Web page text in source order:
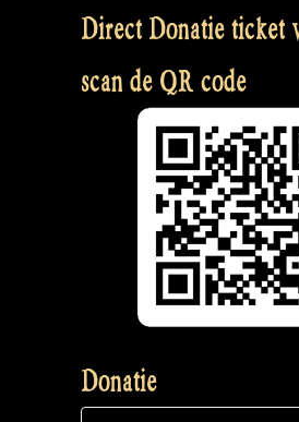
Direct Donatie ticket
scan de QR code
Donatie